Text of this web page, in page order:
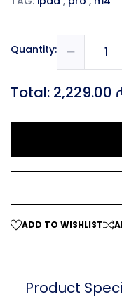
Quantity:
Total: 2,229.00
ADD TO WISHLIST
Product